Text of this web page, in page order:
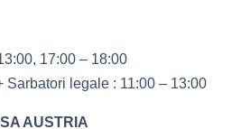
17:00 – 18:00
Sarbatori legale : 11:00 – 13:00
AUSTRIA